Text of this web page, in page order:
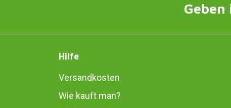
Hilfe
Versandkosten
Wie kauft man?